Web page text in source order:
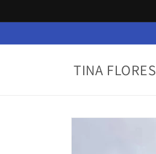
al contenido
TINA FLORES
directamente